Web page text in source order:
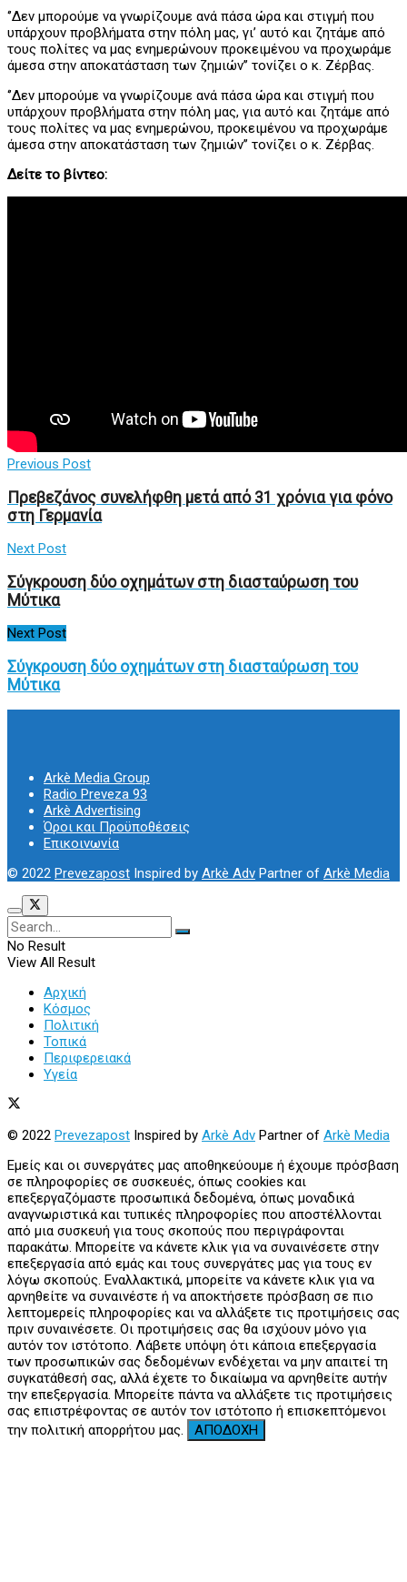
‘’Δεν μπορούμε να γνωρίζουμε ανά πάσα ώρα και στιγμή που
υπάρχουν προβλήματα στην πόλη μας, γι’ αυτό και ζητάμε από
τους πολίτες να μας ενημερώνουν προκειμένου να προχωράμε
άμεσα στην αποκατάσταση των ζημιών’’ τονίζει ο κ. Ζέρβας.
‘’Δεν μπορούμε να γνωρίζουμε ανά πάσα ώρα και στιγμή που
υπάρχουν προβλήματα στην πόλη μας, για αυτό και ζητάμε από
τους πολίτες να μας ενημερώνου, προκειμένου να προχωράμε
άμεσα στην αποκατάσταση των ζημιών’’ τονίζει ο κ. Ζέρβας.
Δείτε το βίντεο:
Previous Post
Πρεβεζάνος συνελήφθη μετά από 31 χρόνια για φόνο
στη Γερμανία
Next Post
Σύγκρουση δύο οχημάτων στη διασταύρωση του
Μύτικα
Next Post
Σύγκρουση δύο οχημάτων στη διασταύρωση του
Μύτικα
Arkè Media Group
Radio Preveza 93
Arkè Advertising
Όροι και Προϋποθέσεις
Επικοινωνία
© 2022 Prevezapost Inspired by Arkè Adv Partner of Arkè Media
No Result
View All Result
Αρχική
Κόσμος
Πολιτική
Τοπικά
Περιφερειακά
Υγεία
© 2022 Prevezapost Inspired by Arkè Adv Partner of Arkè Media
Εμείς και οι συνεργάτες μας αποθηκεύουμε ή έχουμε πρόσβαση
σε πληροφορίες σε συσκευές, όπως cookies και
επεξεργαζόμαστε προσωπικά δεδομένα, όπως μοναδικά
αναγνωριστικά και τυπικές πληροφορίες που αποστέλλονται
από μια συσκευή για τους σκοπούς που περιγράφονται
παρακάτω. Μπορείτε να κάνετε κλικ για να συναινέσετε στην
επεξεργασία από εμάς και τους συνεργάτες μας για τους εν
λόγω σκοπούς. Εναλλακτικά, μπορείτε να κάνετε κλικ για να
αρνηθείτε να συναινέστε ή να αποκτήσετε πρόσβαση σε πιο
λεπτομερείς πληροφορίες και να αλλάξετε τις προτιμήσεις σας
πριν συναινέσετε. Οι προτιμήσεις σας θα ισχύουν μόνο για
αυτόν τον ιστότοπο. Λάβετε υπόψη ότι κάποια επεξεργασία
των προσωπικών σας δεδομένων ενδέχεται να μην απαιτεί τη
συγκατάθεσή σας, αλλά έχετε το δικαίωμα να αρνηθείτε αυτήν
την επεξεργασία. Μπορείτε πάντα να αλλάξετε τις προτιμήσεις
σας επιστρέφοντας σε αυτόν τον ιστότοπο ή επισκεπτόμενοι
την πολιτική απορρήτου μας.
ΑΠΟΔΟΧΗ